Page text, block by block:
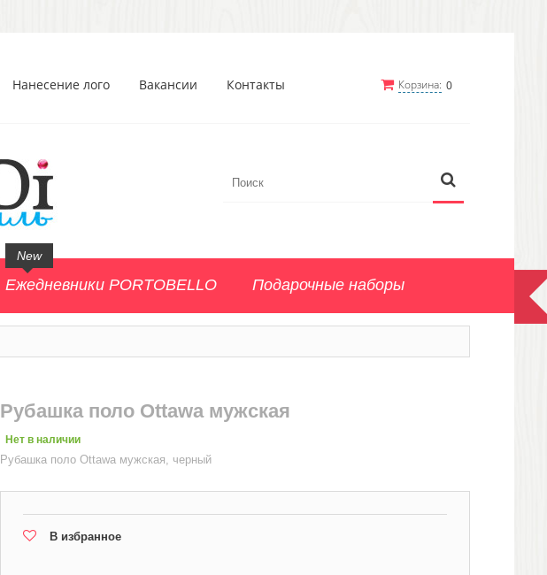
Корзина: 0
Нанесение лого Вакансии Контакты
Ежедневники PORTOBELLO
New
Подарочные наборы
Рубашка поло Ottawa мужская
Нет в наличии
Рубашка поло Ottawa мужская, черный
В избранное